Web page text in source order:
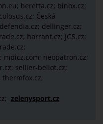
beretta.cz; binox.cz;
Česká
dellinger.cz;
harrant.cz; JGS.cz;
mpicz.com; neopatron.cz;
sellier-bellot.cz;
thermfox.cz;
zelenysport.cz